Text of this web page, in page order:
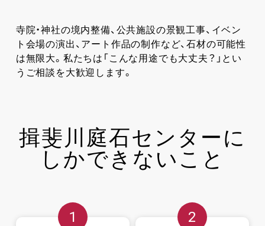
寺院・神社の境内整備、公共施設の景観工事、イベン
ト会場の演出、アート作品の制作など、石材の可能性
は無限大。私たちは「こんな用途でも大丈夫？」とい
うご相談を大歓迎します。
揖斐川庭石センターに
しかできないこと
1 2